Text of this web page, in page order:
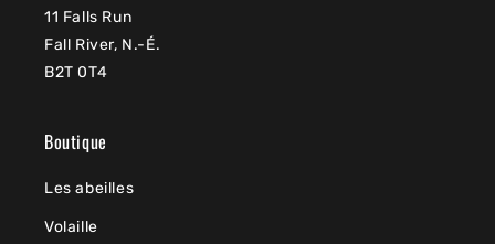
11 Falls Run
Fall River, N.-É.
B2T 0T4
Boutique
Les abeilles
Volaille